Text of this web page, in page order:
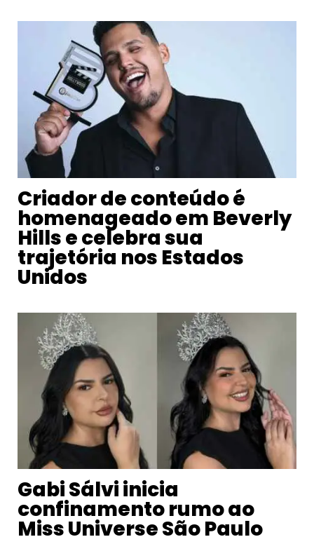
Criador de conteúdo é
homenageado em Beverly
Hills e celebra sua
trajetória nos Estados
Unidos
Gabi Sálvi inicia
confinamento rumo ao
Miss Universe São Paulo